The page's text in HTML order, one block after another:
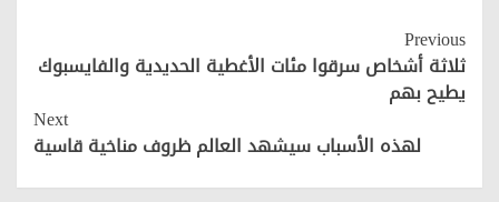
Continue
Reading
Previous
ثلاثة أشخاص سرقوا مئات الأغطية الحديدية والفايسبوك
يطيح بهم
Next
لهذه الأسباب سيشهد العالم ظروف مناخية قاسية